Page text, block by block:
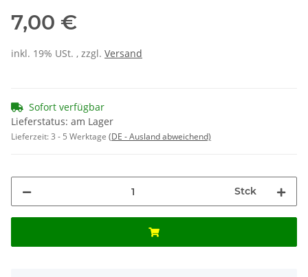
7,00 €
inkl. 19% USt. , zzgl. Versand
Sofort verfügbar
Lieferstatus: am Lager
Lieferzeit:3 - 5 Werktage (DE - Ausland abweichend)
Stck